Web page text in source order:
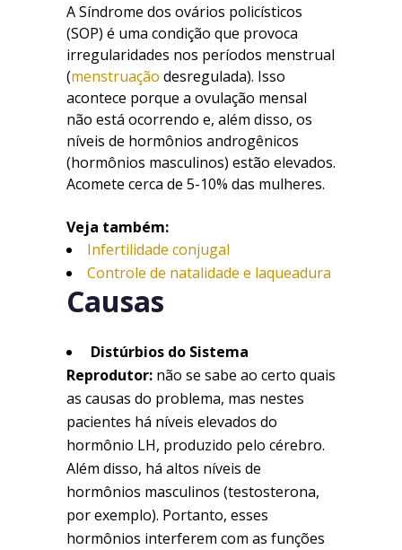
A Síndrome dos ovários policísticos
(SOP) é uma condição que provoca
irregularidades nos períodos menstrual
(menstruação desregulada). Isso
acontece porque a ovulação mensal
não está ocorrendo e, além disso, os
níveis de hormônios androgênicos
(hormônios masculinos) estão elevados.
Acomete cerca de 5-10% das mulheres.
Veja também:
Infertilidade conjugal
Controle de natalidade e laqueadura
Causas
Distúrbios do Sistema
Reprodutor: não se sabe ao certo quais
as causas do problema, mas nestes
pacientes há níveis elevados do
hormônio LH, produzido pelo cérebro.
Além disso, há altos níveis de
hormônios masculinos (testosterona,
por exemplo). Portanto, esses
hormônios interferem com as funções